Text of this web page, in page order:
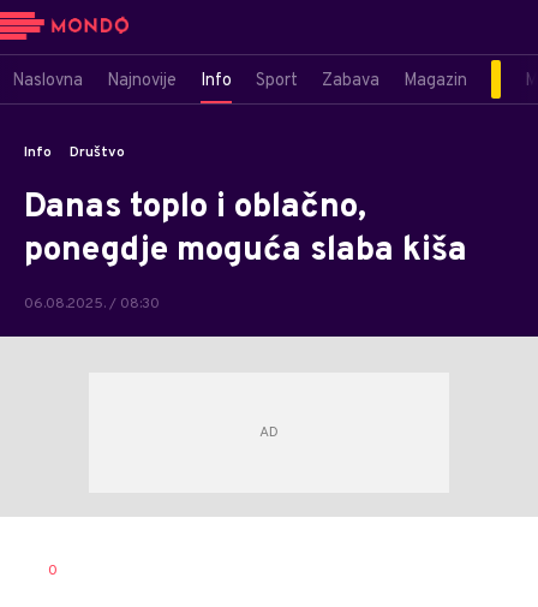
Naslovna Najnovije Info Sport Zabava Magazin
Info Društvo
Danas toplo i oblačno,
ponegdje moguća slaba kiša
06.08.2025. / 08:30
AUTOR
0